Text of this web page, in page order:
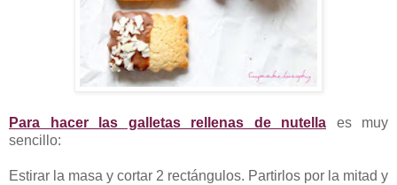
Para hacer las galletas rellenas de nutella es muy
sencillo:
Estirar la masa y cortar 2 rectángulos. Partirlos por la mitad y